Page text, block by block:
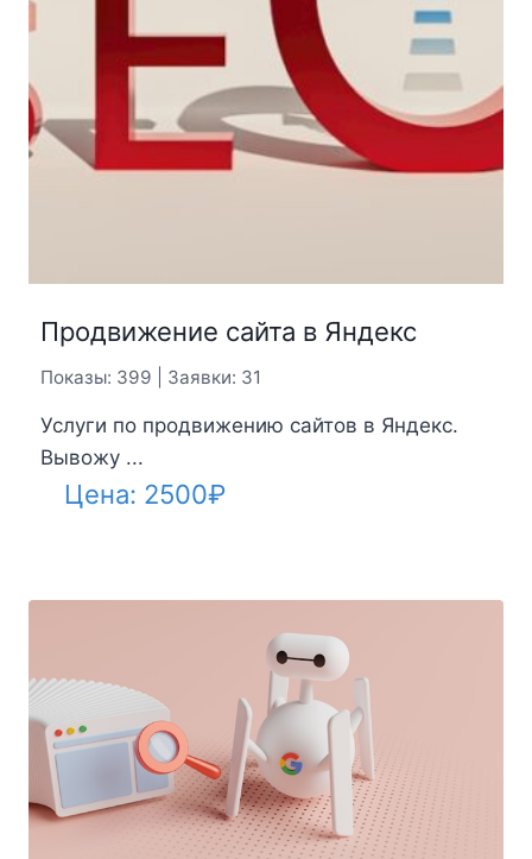
Продвижение сайта в Яндекс
Показы: 399 | Заявки: 31
Услуги по продвижению сайтов в Яндекс.
Вывожу ...
Цена: 2500₽